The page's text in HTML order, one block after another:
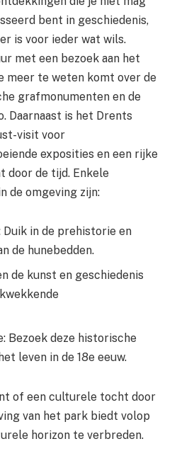
bent in geschiedenis,
is voor ieder wat wils.
met een bezoek aan het
meer te weten komt over de
grafmonumenten en de
Daarnaast is het Drents
visit voor
exposities en een rijke
door de tijd. Enkele
de omgeving zijn:
in de prehistorie en
de hunebedden.
de kunst en geschiedenis
Bezoek deze historische
leven in de 18e eeuw.
of een culturele tocht door
van het park biedt volop
horizon te verbreden.